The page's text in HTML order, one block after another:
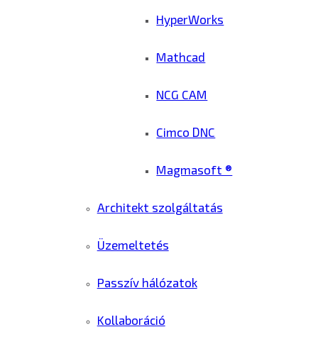
HyperWorks
Mathcad
NCG CAM
Cimco DNC
Magmasoft ®
Architekt szolgáltatás
Üzemeltetés
Passzív hálózatok
Kollaboráció